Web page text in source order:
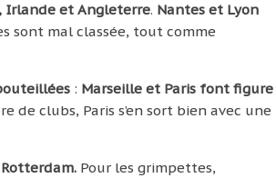
Irlande et Angleterre. Nantes et Lyon
sont mal classée, tout comme
: Marseille et Paris font figure
de clubs, Paris s’en sort bien avec une
Pour les grimpettes,